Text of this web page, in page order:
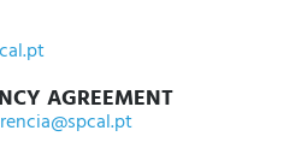
AGREEMENT